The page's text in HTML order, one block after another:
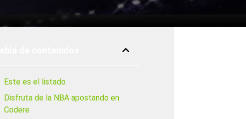
Este es el listado
Disfruta de la NBA apostando en
Codere